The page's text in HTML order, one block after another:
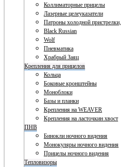
Коллиматорные прицелы
Лазерные целеуказатели
Патроны холодной
Black Russian
Wolf
Пневматика
Храбрый Заяц
Крепления для прицелов
Кольца
Боковые кронштейны
Моноблоки
Базы и планки
Крепления на WEAVER
Крепления на ласточкин хвост
ПНВ
Бинокли ночного видения
Монокуляры ночного видения
Прицелы ночного видения
Тепловизоры